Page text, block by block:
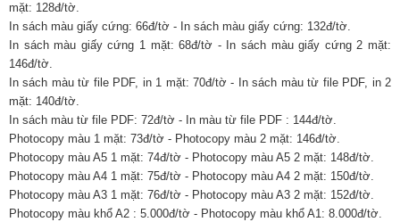
mặt: 128đ/tờ.
In sách màu giấy cứng: 66đ/tờ - In sách màu giấy cứng: 132đ/tờ.
In sách màu giấy cứng 1 mặt: 68đ/tờ - In sách màu giấy cứng 2 mặt:
146đ/tờ.
In sách màu từ file PDF, in 1 mặt: 70đ/tờ - In sách màu từ file PDF, in 2
mặt: 140đ/tờ.
In sách màu từ file PDF: 72đ/tờ - In màu từ file PDF : 144đ/tờ.
Photocopy màu 1 mặt: 73đ/tờ - Photocopy màu 2 mặt: 146đ/tờ.
Photocopy màu A5 1 mặt: 74đ/tờ - Photocopy màu A5 2 mặt: 148đ/tờ.
Photocopy màu A4 1 mặt: 75đ/tờ - Photocopy màu A4 2 mặt: 150đ/tờ.
Photocopy màu A3 1 mặt: 76đ/tờ - Photocopy màu A3 2 mặt: 152đ/tờ.
Photocopy màu khổ A2 : 5.000đ/tờ - Photocopy màu khổ A1: 8.000đ/tờ.